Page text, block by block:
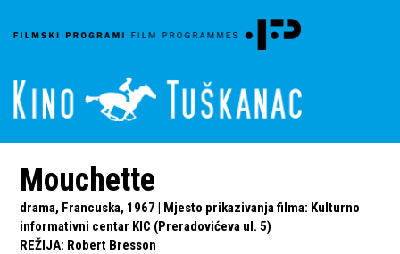
Mouchette
drama, Francuska, 1967 | Mjesto prikazivanja filma: Kulturno
informativni centar KIC (Preradovićeva ul. 5)
REŽIJA: Robert Bresson